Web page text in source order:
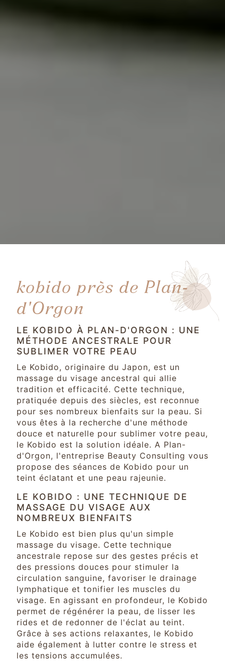
kobido près de Plan-
d'Orgon
LE KOBIDO À PLAN-D'ORGON : UNE
MÉTHODE ANCESTRALE POUR
SUBLIMER VOTRE PEAU
Le Kobido, originaire du Japon, est un
massage du visage ancestral qui allie
tradition et efficacité. Cette technique,
pratiquée depuis des siècles, est reconnue
pour ses nombreux bienfaits sur la peau. Si
vous êtes à la recherche d'une méthode
douce et naturelle pour sublimer votre peau,
le Kobido est la solution idéale. A Plan-
d'Orgon, l'entreprise Beauty Consulting vous
propose des séances de Kobido pour un
teint éclatant et une peau rajeunie.
LE KOBIDO : UNE TECHNIQUE DE
MASSAGE DU VISAGE AUX
NOMBREUX BIENFAITS
Le Kobido est bien plus qu'un simple
massage du visage. Cette technique
ancestrale repose sur des gestes précis et
des pressions douces pour stimuler la
circulation sanguine, favoriser le drainage
lymphatique et tonifier les muscles du
visage. En agissant en profondeur, le Kobido
permet de régénérer la peau, de lisser les
rides et de redonner de l'éclat au teint.
Grâce à ses actions relaxantes, le Kobido
aide également à lutter contre le stress et
les tensions accumulées.